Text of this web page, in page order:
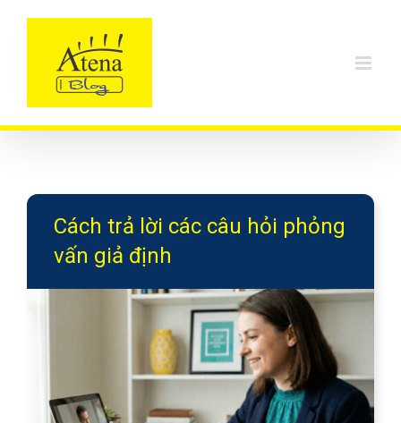
Cách trả lời các câu hỏi phỏng
vấn giả định